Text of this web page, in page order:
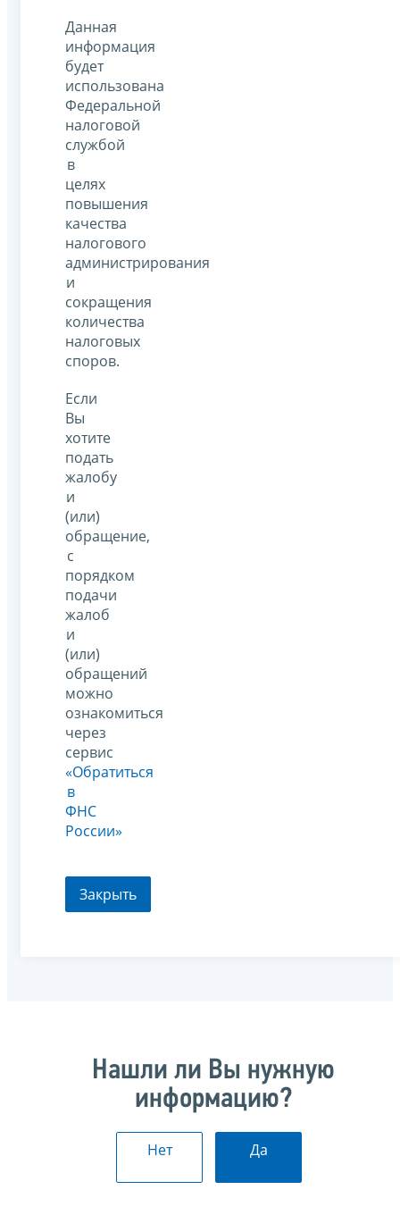
Данная
информация
будет
использована
Федеральной
налоговой
службой
в
целях
повышения
качества
налогового
администрирования
и
сокращения
количества
налоговых
споров.
Если
Вы
хотите
подать
жалобу
и
(или)
обращение,
с
порядком
подачи
жалоб
и
(или)
обращений
можно
ознакомиться
через
сервис
«Обратиться
в
ФНС
России»
Закрыть
Нашли ли Вы нужную
информацию?
Нет Да